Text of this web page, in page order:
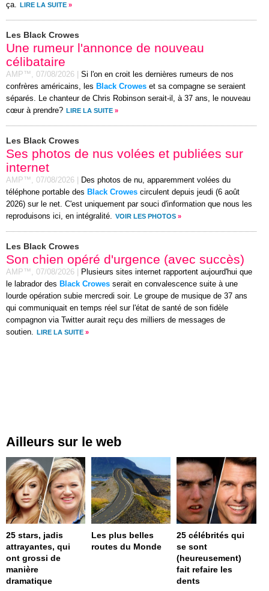
ça.
LIRE LA SUITE »
Les Black Crowes
Une rumeur l'annonce de nouveau
célibataire
AMP™, 07/08/2026
Si l'on en croit les dernières rumeurs de nos
confrères américains, les Black Crowes et sa compagne se seraient
séparés. Le chanteur de Chris Robinson serait-il, à 37 ans, le nouveau
cœur à prendre? LIRE LA SUITE »
Les Black Crowes
Ses photos de nus volées et publiées sur
internet
AMP™, 07/08/2026
Des photos de nu, apparemment volées du
téléphone portable des Black Crowes circulent depuis jeudi (6 août
2026) sur le net. C'est uniquement par souci d'information que nous les
reproduisons ici, en intégralité. VOIR LES PHOTOS »
Les Black Crowes
Son chien opéré d'urgence (avec succès)
AMP™, 07/08/2026
Plusieurs sites internet rapportent aujourd'hui que
le labrador des Black Crowes serait en convalescence suite à une
lourde opération subie mercredi soir. Le groupe de musique de 37 ans
qui communiquait en temps réel sur l'état de santé de son fidèle
compagnon via Twitter aurait reçu des milliers de messages de
soutien.
LIRE LA SUITE »
Ailleurs sur le web
25 stars, jadis
attrayantes, qui
ont grossi de
manière
dramatique
Les plus belles
routes du Monde
25 célébrités qui
se sont
(heureusement)
fait refaire les
dents